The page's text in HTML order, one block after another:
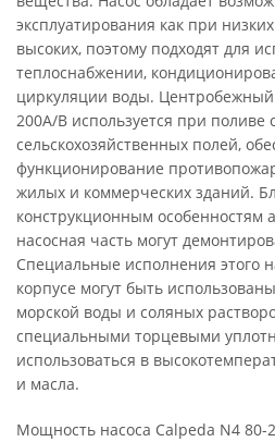
эксплуатирования как при
высоких, поэтому подходят для
теплоснабжении,
циркуляции воды. Центробежный
200A/B используется при поливе
сельскохозяйственных полей,
функционирование
жилых и коммерческих зданий.
конструкционным особенностям
насосная часть могут
Специальные исполнения этого
корпусе могут быть
морской воды и соляных
специальными торцевыми
использоваться в
и масла.
Мощность насоса Calpeda N4 80-